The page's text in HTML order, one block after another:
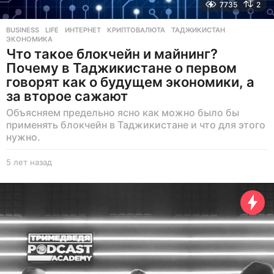
7735 2
BUSINESS ,LIFE ИНТЕРНЕТ ,КРИПТОВАЛЮТА ,ТАДЖИКИСТАН
ЭКОНОМИКА
Что такое блокчейн и майнинг?
Почему в Таджикистане о первом
говорят как о будущем экономики, а
за второе сажают
Объясняем предельно ясно как можно было бы
применять блокчейн в Таджикистане и что для этого
нужно.
5 лет назад
е
а
з
а
д